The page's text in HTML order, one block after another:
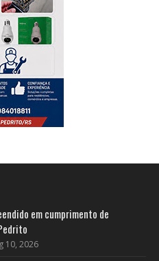
em cumprimento de
10, 2026